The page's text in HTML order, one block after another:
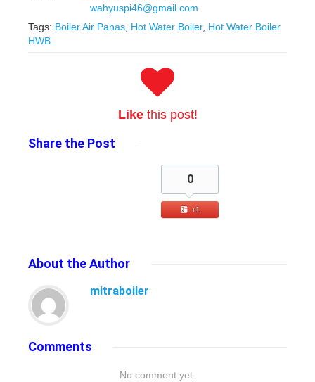
wahyuspi46@gmail.com
Tags: Boiler Air Panas Hot Water Boiler, Hot Water Boiler
HWB
Likethis post!
Share the Post
0
+1
About the Author
mitraboiler
Comments
No comment yet.